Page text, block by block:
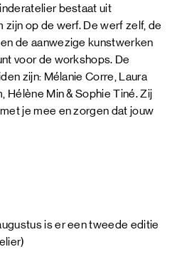
bestaat uit
zijn op de werf. De werf zelf, de
de aanwezige kunstwerken
voor de workshops. De
zijn: Mélanie Corre, Laura
Hélène Min & Sophie Tiné. Zij
je mee en zorgen dat jouw
is er een tweede editie